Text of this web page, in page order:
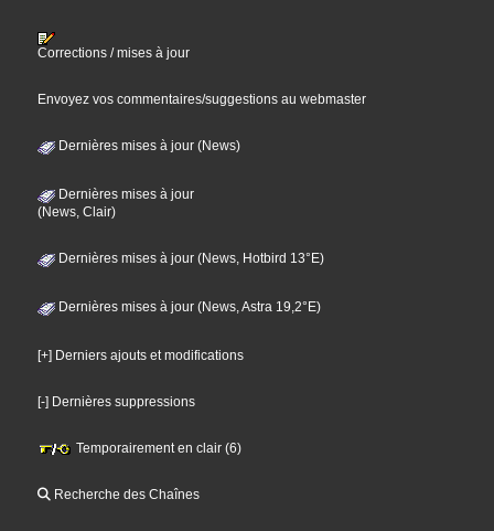
Corrections / mises à jour
Envoyez vos commentaires/suggestions au webmaster
Dernières mises à jour (News)
Dernières mises à jour
(News, Clair)
Dernières mises à jour (News, Hotbird 13°E)
Dernières mises à jour (News, Astra 19,2°E)
[+] Derniers ajouts et modifications
[-] Dernières suppressions
Temporairement en clair (6)
Recherche des Chaînes